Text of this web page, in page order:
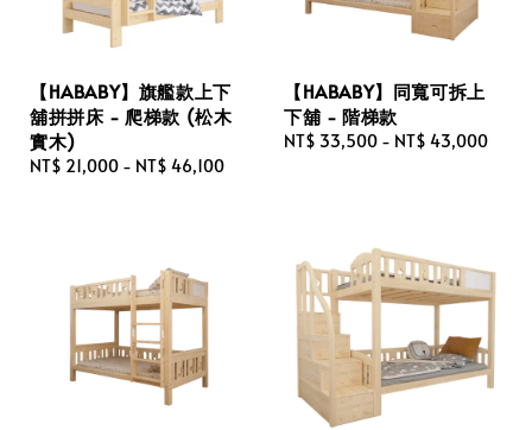
【HABABY】旗艦款上下
舖拼拼床 - 爬梯款 (松木
實木)
Regular
NT$ 21,000 - NT$ 46,100
【HABABY】同寬可拆上
下舖 - 階梯款
Regular
NT$ 33,500 - NT$ 43,000